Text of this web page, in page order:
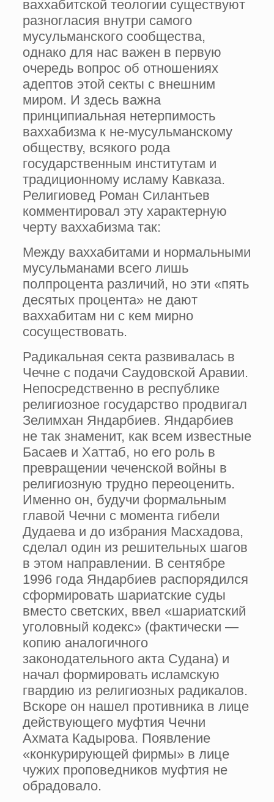
ваххабитской теологии существуют
разногласия внутри самого
мусульманского сообщества,
однако для нас важен в первую
очередь вопрос об отношениях
адептов этой секты с внешним
миром. И здесь важна
принципиальная нетерпимость
ваххабизма к не-мусульманскому
обществу, всякого рода
государственным институтам и
традиционному исламу Кавказа.
Религиовед Роман Силантьев
комментировал эту характерную
черту ваххабизма так:
Между ваххабитами и нормальными
мусульманами всего лишь
полпроцента различий, но эти «пять
десятых процента» не дают
ваххабитам ни с кем мирно
сосуществовать.
Радикальная секта развивалась в
Чечне с подачи Саудовской Аравии.
Непосредственно в республике
религиозное государство продвигал
Зелимхан Яндарбиев. Яндарбиев
не так знаменит, как всем известные
Басаев и Хаттаб, но его роль в
превращении чеченской войны в
религиозную трудно переоценить.
Именно он, будучи формальным
главой Чечни с момента гибели
Дудаева и до избрания Масхадова,
сделал один из решительных шагов
в этом направлении. В сентябре
1996 года Яндарбиев распорядился
сформировать шариатские суды
вместо светских, ввел «шариатский
уголовный кодекс» (фактически —
копию аналогичного
законодательного акта Судана) и
начал формировать исламскую
гвардию из религиозных радикалов.
Вскоре он нашел противника в лице
действующего муфтия Чечни
Ахмата Кадырова. Появление
«конкурирующей фирмы» в лице
чужих проповедников муфтия не
обрадовало.